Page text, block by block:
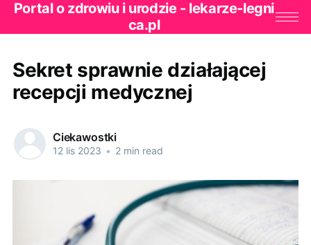
Portal o zdrowiu i urodzie - lekarze-legni
ca.pl
Sekret sprawnie działającej
recepcji medycznej
Ciekawostki
12 lis 2023 • 2 min read